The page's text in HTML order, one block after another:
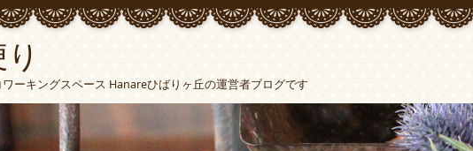
ーキングスペース Hanareひばりヶ丘の運営者ブログです